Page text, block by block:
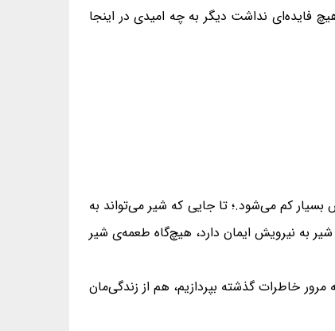
نداشت دیگر به چه امیدی در اینجا
کم می‌شود.؛ تا جایی که شیر می‌تواند به
به نیرویش ایمان دارد، هیچ‌گاه طعمه‌ی شیر
خاطرات گذشته بپردازیم، هم از زندگی‌مان